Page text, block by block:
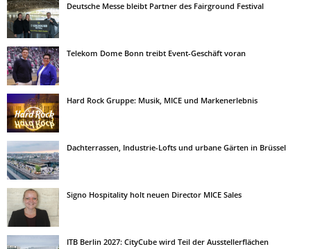
Deutsche Messe bleibt Partner des Fairground Festival
Telekom Dome Bonn treibt Event-Geschäft voran
Hard Rock Gruppe: Musik, MICE und Markenerlebnis
Dachterrassen, Industrie-Lofts und urbane Gärten in Brüssel
Signo Hospitality holt neuen Director MICE Sales
ITB Berlin 2027: CityCube wird Teil der Ausstellerflächen